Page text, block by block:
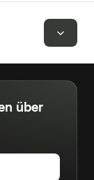
über